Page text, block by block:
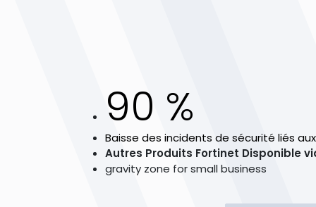
90 %
Baisse des incidents de sécurité liés
Autres Produits Fortinet Disponible
gravity zone for small business